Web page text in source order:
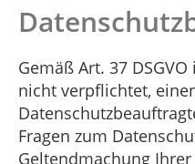
Gemäß Art. 37
nicht verpflichtet,
Fragen zum
Geltendmachung